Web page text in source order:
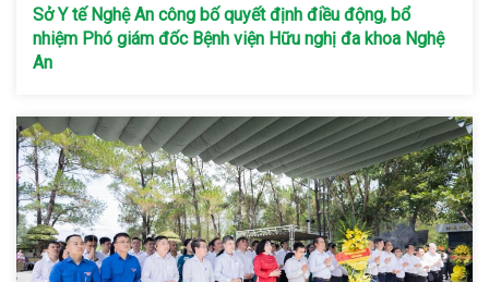
Sở Y tế Nghệ An công bố quyết định điều động, bổ
nhiệm Phó giám đốc Bệnh viện Hữu nghị đa khoa Nghệ
An